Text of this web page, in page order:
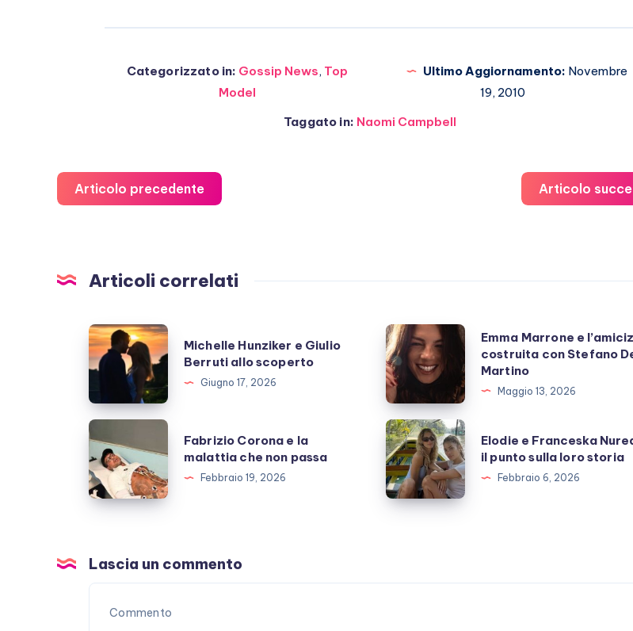
Categorizzato in: Gossip News, Top
Model
Ultimo Aggiornamento: Novembre
19, 2010
Taggato in: Naomi Campbell
Articolo precedente Articolo
Articoli correlati
Michelle
Hunziker
Giulio
Berruti
allo
scoperto
Michelle Hunziker e Giulio
Berruti allo scoperto
Giugno 17, 2026
Emma
Marrone
e
l’amicizia
costruita
con
Stefano
De
Emma Marrone e
costruita con Stefano
Martino
Maggio 13, 2026
Fabrizio
Corona
e
la
non
passa
Fabrizio Corona e la
malattia che non passa
Febbraio 19, 2026
Elodie
e
Franceska
Nuredini,
loro
Elodie e Franceska
il punto sulla loro storia
Febbraio 6, 2026
Lascia un commento